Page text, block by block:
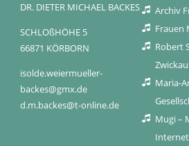
DR. DIETER MICHAEL BACKES
SCHLOßHÖHE 5
66871 KÖRBORN
isolde.weiermueller-
backes@gmx.de
d.m.backes@t-online.de
Archiv
Frauen
Robert
Zwickau
Maria-
Mugi –
Internet